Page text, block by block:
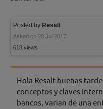
Posted by Resalt
Asked on 28 Jul 2017
618 views
Hola Resalt buenas
conceptos y claves
bancos, varian de una